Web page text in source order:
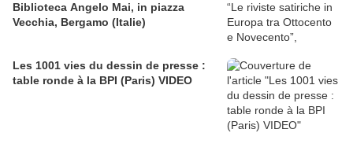
Biblioteca Angelo Mai, in piazza
Vecchia, Bergamo (Italie)
Les 1001 vies du dessin de presse :
table ronde à la BPI (Paris) VIDEO